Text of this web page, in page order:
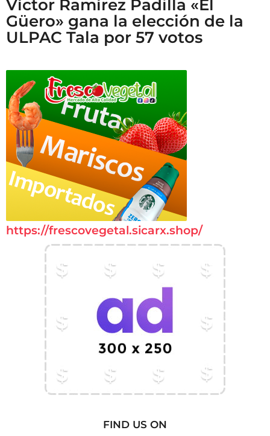
Víctor Ramírez Padilla «El
Güero» gana la elección de la
ULPAC Tala por 57 votos
https://frescovegetal.sicarx.shop/
FIND US ON